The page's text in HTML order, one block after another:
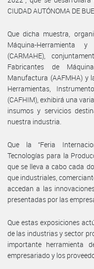
CIUDAD AUTÓNOMA DE
Que dicha muestra,
Máquina-Herramienta
(CARMAHE),
Fabricantes de
Manufactura (AAFMHA) y
Herramientas,
(CAFHIM), exhibirá una
insumos y servicios
nuestra industria.
Que la “Feria
Tecnologías para la
que se lleva a cabo cada
que industriales,
accedan a las
presentadas por las
Que estas exposiciones
de las industrias y sector
importante herramienta
empresariado y los